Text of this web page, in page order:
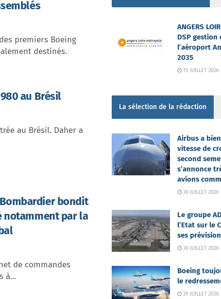
premiers Boeing
destinés.
au Brésil
au Brésil. Daher a
bondit
notamment par la
de commandes
à...
ANGERS
DSP
l’aéroport
2035
15 JUILLET 2026
La sélection de la rédaction
Airbus a
vitesse de
second
s’annonce
avions
30 JUILLET 2026
Le groupe
l’Etat sur le
ses
30 JUILLET 2026
Boeing
le
29 JUILLET 2026